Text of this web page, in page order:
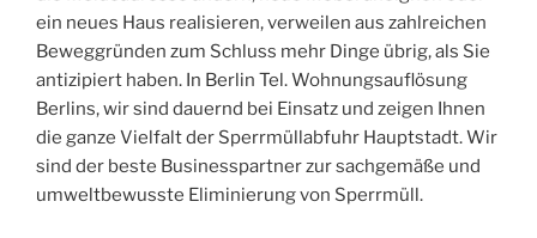
ein neues Haus realisieren, verweilen aus zahlreichen
Beweggründen zum Schluss mehr Dinge übrig, als Sie
antizipiert haben. In Berlin Tel. Wohnungsauflösung
Berlins, wir sind dauernd bei Einsatz und zeigen Ihnen
die ganze Vielfalt der Sperrmüllabfuhr Hauptstadt. Wir
sind der beste Businesspartner zur sachgemäße und
umweltbewusste Eliminierung von Sperrmüll.